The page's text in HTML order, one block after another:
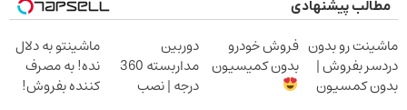
مطالب پیشنهادی
ماشینت رو بدون
دردسر بفروش |
بدون کمسیون
فروش خودرو
بدون کمیسیون
دوربین
مداربسته 360
درجه | نصب
ماشینتو به دلال
نده! به مصرف
کننده بفروش!